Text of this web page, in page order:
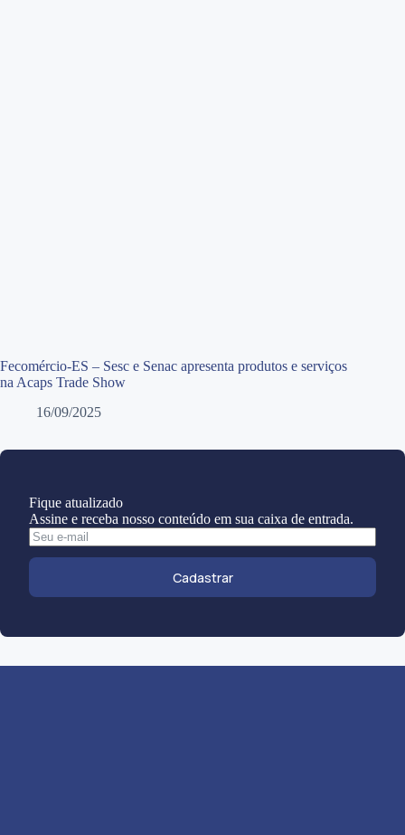
Fecomércio-ES – Sesc e Senac apresenta produtos e serviços
na Acaps Trade Show
16/09/2025
Fique atualizado
Assine e receba nosso conteúdo em sua caixa de entrada.
Cadastrar